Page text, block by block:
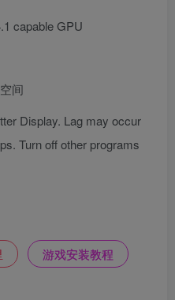
capable GPU
间
Display. Lag may occur
Turn off other programs
游戏安装教程